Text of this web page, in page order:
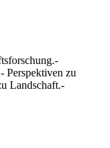
Perspektiven zu
Landschaft.-